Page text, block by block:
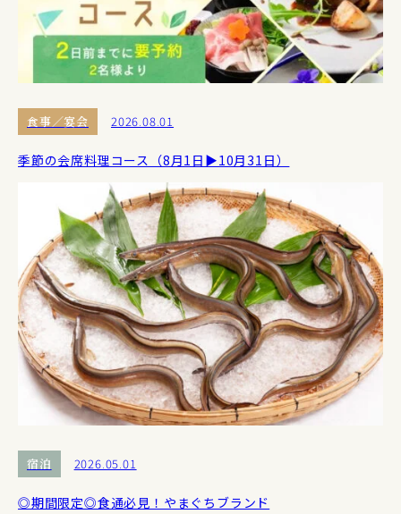
食事／宴会 2026.08.01
季節の会席料理コース（8月1日▶10月31日）
宿泊 2026.05.01
◎期間限定◎食通必見！やまぐちブランド